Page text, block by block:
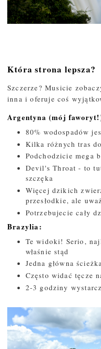
Która strona lepsza?
Szczerze? Musicie
inna i oferuje coś
Argentyna (mój
80% wodospadów
Kilka różnych tras
Podchodzicie mega
Devil's Throat - to
szczęka
Więcej dzikich
przesłodkie, ale
Potrzebujecie cały
Brazylia:
Te widoki! Serio,
właśnie stąd
Jedna główna
Często widać tęcze
2-3 godziny